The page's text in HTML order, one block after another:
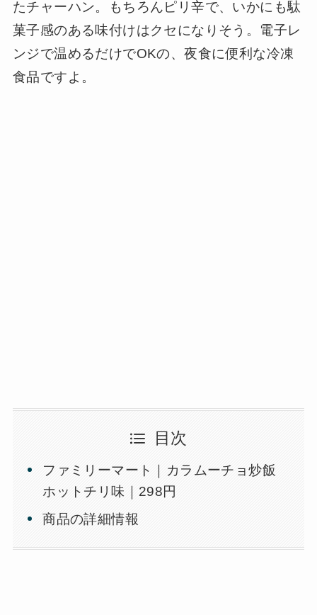
たチャーハン。もちろんピリ辛で、いかにも駄
菓子感のある味付けはクセになりそう。電子レ
ンジで温めるだけでOKの、夜食に便利な冷凍
食品ですよ。
目次
ファミリーマート｜カラムーチョ炒飯
ホットチリ味｜298円
商品の詳細情報